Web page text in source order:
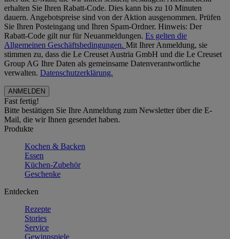
erhalten Sie Ihren Rabatt-Code. Dies kann bis zu 10 Minuten
dauern. Angebotspreise sind von der Aktion ausgenommen. Prüfen
Sie Ihren Posteingang und Ihren Spam-Ordner. Hinweis: Der
Rabatt-Code gilt nur für Neuanmeldungen. Es gelten die
Allgemeinen Geschäftsbedingungen. Mit Ihrer Anmeldung, sie
stimmen zu, dass die Le Creuset Austria GmbH und die Le Creuset
Group AG Ihre Daten als gemeinsame Datenverantwortliche
verwalten. Datenschutzerklärung.
Fast fertig!
Bitte bestätigen Sie Ihre Anmeldung zum Newsletter über die E-
Mail, die wir Ihnen gesendet haben.
Produkte
Kochen & Backen
Essen
Küchen-Zubehör
Geschenke
Entdecken
Rezepte
Stories
Service
Gewinnspiele